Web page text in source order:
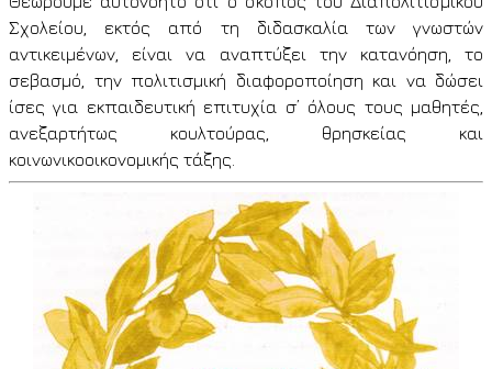
Σχολείου, εκτός από τη διδασκαλία των γνωστών
αντικειμένων, είναι να αναπτύξει την κατανόηση, το
σεβασμό, την πολιτισμική διαφοροποίηση και να δώσει
ίσες για εκπαιδευτική επιτυχία σ’ όλους τους μαθητές,
ανεξαρτήτως κουλτούρας, θρησκείας και
κοινωνικοοικονομικής τάξης.